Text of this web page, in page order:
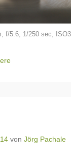
f/5.6, 1/250 sec,
von Jörg Pachale